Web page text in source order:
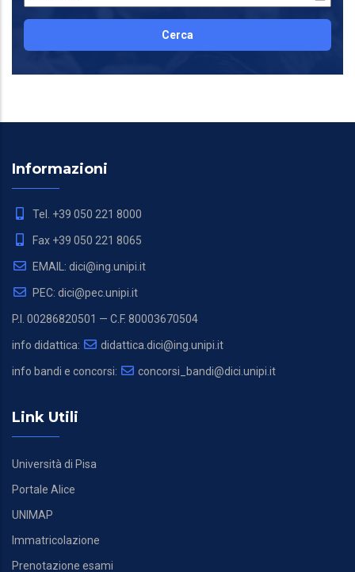
Informazioni
Tel. +39 050 221 8000
Fax +39 050 221 8065
EMAIL: dici@ing.unipi.it
PEC: dici@pec.unipi.it
P.I. 00286820501 — C.F. 80003670504
info didattica: didattica.dici@ing.unipi.it
info bandi e concorsi: concorsi_bandi@dici.unipi.it
Link Utili
Università di Pisa
Portale Alice
UNIMAP
Immatricolazione
Prenotazione esami